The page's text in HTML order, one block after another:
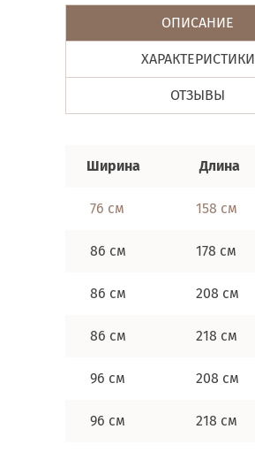
ОПИСАНИЕ
ХАРАКТЕРИСТИКИ
ОТЗЫВЫ
Ширина Длина
76 см 158 см
86 см 178 см
86 см 208 см
86 см 218 см
96 см 208 см
96 см 218 см